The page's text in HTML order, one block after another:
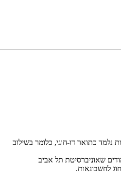
נלמד כתואר דו-חוגי, כלומר בשילוב
שאוניברסיטת תל אביב
לחשבונאות.